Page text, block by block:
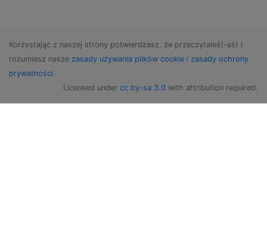
Korzystając z naszej strony potwierdzasz, że przeczytałeś(-aś) i
rozumiesz nasze zasady używania plików cookie i zasady ochrony
prywatności.
Licensed under cc by-sa 3.0 with attribution required.